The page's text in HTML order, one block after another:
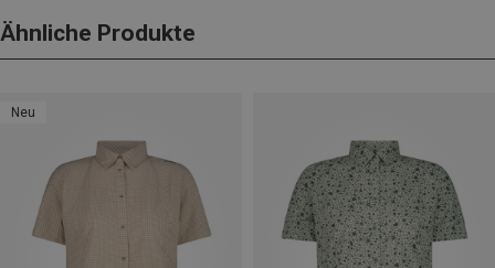
Ähnliche Produkte
Neu